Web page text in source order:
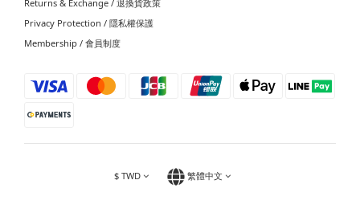
Returns & Exchange / 退換貨政策
Privacy Protection / 隱私權保護
Membership / 會員制度
$ TWD 繁體中文